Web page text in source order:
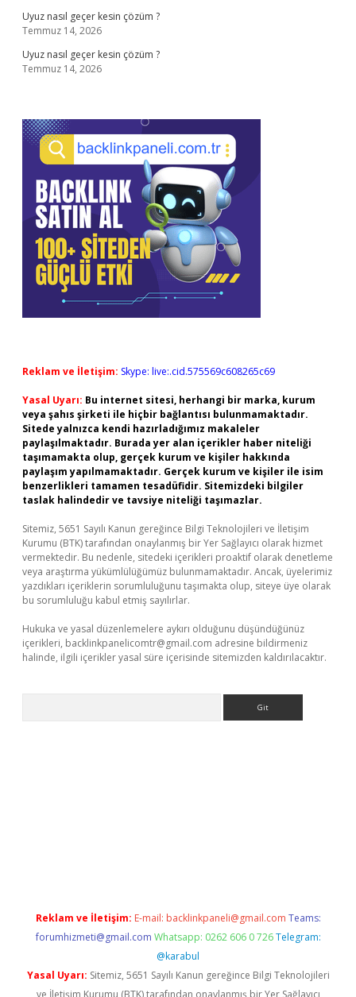
Uyuz nasıl geçer kesin çözüm ?
Temmuz 14, 2026
Uyuz nasıl geçer kesin çözüm ?
Temmuz 14, 2026
Reklam ve İletişim: Skype: live:.cid.575569c608265c69
Yasal Uyarı: Bu internet sitesi, herhangi bir marka, kurum
veya şahıs şirketi ile hiçbir bağlantısı bulunmamaktadır.
Sitede yalnızca kendi hazırladığımız makaleler
paylaşılmaktadır. Burada yer alan içerikler haber niteliği
taşımamakta olup, gerçek kurum ve kişiler hakkında
paylaşım yapılmamaktadır. Gerçek kurum ve kişiler ile isim
benzerlikleri tamamen tesadüfidir. Sitemizdeki bilgiler
taslak halindedir ve tavsiye niteliği taşımazlar.
Sitemiz, 5651 Sayılı Kanun gereğince Bilgi Teknolojileri ve İletişim
Kurumu (BTK) tarafından onaylanmış bir Yer Sağlayıcı olarak hizmet
vermektedir. Bu nedenle, sitedeki içerikleri proaktif olarak denetleme
veya araştırma yükümlülüğümüz bulunmamaktadır. Ancak, üyelerimiz
yazdıkları içeriklerin sorumluluğunu taşımakta olup, siteye üye olarak
bu sorumluluğu kabul etmiş sayılırlar.
Hukuka ve yasal düzenlemelere aykırı olduğunu düşündüğünüz
içerikleri, backlinkpanelicomtr@gmail.com adresine bildirmeniz
halinde, ilgili içerikler yasal süre içerisinde sitemizden kaldırılacaktır.
Reklam ve İletişim: E-mail: backlinkpaneli@gmail.com Teams:
forumhizmeti@gmail.com Whatsapp: 0262 606 0 726 Telegram:
@karabul
Yasal Uyarı: Sitemiz, 5651 Sayılı Kanun gereğince Bilgi Teknolojileri
ve İletişim Kurumu (BTK) tarafından onaylanmış bir Yer Sağlayıcı